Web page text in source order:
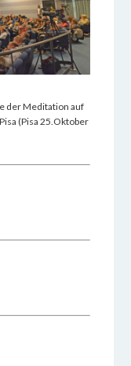
der Meditation auf
(Pisa 25.Oktober